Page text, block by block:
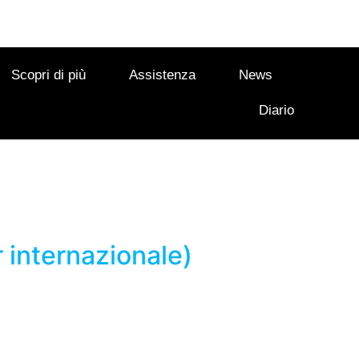
Scopri di più Assistenza News
Diario
internazionale)